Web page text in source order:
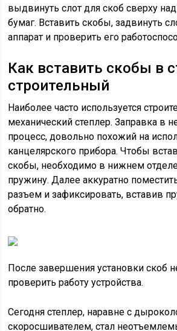
выдвинуть слот для скоб сверху
бумаг. Вставить скобы, задвинуть
аппарат и проверить его
Как вставить скобы в
строительный
Наиболее часто используется
механический степлер. Заправка в
процесс, довольно похожий на
канцелярского прибора. Чтобы
скобы, необходимо в нижнем
пружину. Далее аккуратно
разъем и зафиксировать, вставив
обратно.
После завершения установки скоб
проверить работу устройства.
Сегодня степлер, наравне с
скоросшивателем, стал